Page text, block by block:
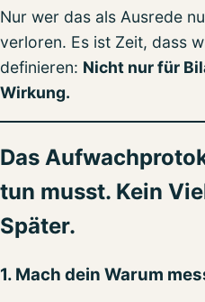
Nur wer das als Ausrede
verloren. Es ist Zeit, dass
definieren: Nicht nur für
Wirkung.
Das
tun musst. Kein
Später.
1. Mach dein Warum